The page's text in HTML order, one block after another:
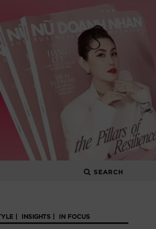
SEARCH
INSIGHTS IN FOCUS